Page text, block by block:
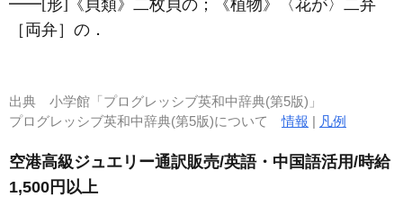
━━[形] 《貝類》 二枚貝の； 《植物》
〈花が〉二弁
［両弁］の ．
出典 小学館「プログレッシブ英和中辞典(第5版)」
プログレッシブ英和中辞典(第5版)について情報 凡例
空港高級ジュエリー通訳販売/英語・中国語活用/時給
1,500円以上